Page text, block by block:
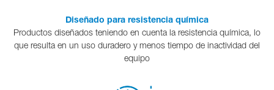
Diseñado para resistencia química
Productos diseñados teniendo en cuenta la resistencia química, lo
que resulta en un uso duradero y menos tiempo de inactividad del
equipo